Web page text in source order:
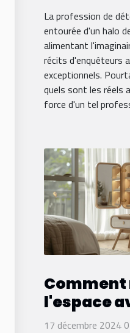
efficacité
La profession de
entourée d'un halo
alimentant
récits d'enquêteurs
exceptionnels.
quels sont les
force d'un tel
l'espace
armoire à
17 décembre 2024